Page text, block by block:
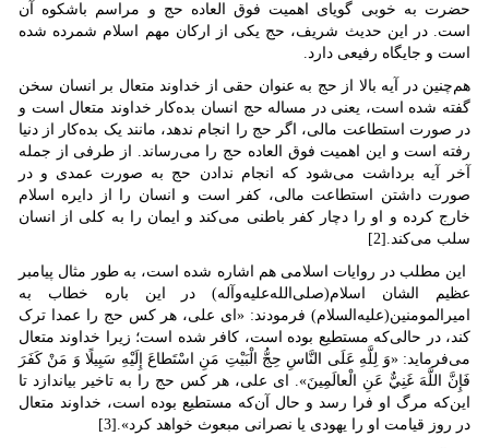
حضرت به خوبی گویای اهمیت فوق العاده حج و مراسم باشکوه آن
است. در این حدیث شریف، حج یکی از ارکان مهم اسلام شمرده شده
است و جایگاه رفیعی دارد.
هم‌چنین در آیه بالا از حج به عنوان حقی از خداوند متعال بر انسان سخن
گفته شده است، یعنی در مساله حج انسان بده‌کار خداوند متعال است و
در صورت استطاعت مالی، اگر حج را انجام ندهد، مانند یک بده‌کار از دنیا
رفته است و این اهمیت فوق العاده حج را می‌رساند. از طرفی از جمله
آخر آیه برداشت می‌شود که انجام ندادن حج به صورت عمدی و در
صورت داشتن استطاعت مالی، کفر است و انسان را از دایره اسلام
خارج کرده و او را دچار کفر باطنی می‌کند و ایمان را به کلی از انسان
سلب می‌کند.[2]
این مطلب در روایات اسلامی هم اشاره شده است، به طور مثال پیامبر
عظیم الشان اسلام(صلی‌الله‌علیه‌وآله) در این باره خطاب به
امیرالمومنین(علیه‌السلام) فرمودند: «ای علی، هر کس حج را عمدا ترک
کند، در حالی‌که مستطیع بوده است، کافر شده است؛ زیرا خداوند متعال
می‌فرماید: «وَ لِلَّهِ عَلَى النَّاسِ حِجُّ الْبَيْتِ مَنِ اسْتَطاعَ إِلَيْهِ سَبِيلًا وَ مَنْ كَفَرَ
فَإِنَّ اللَّهَ غَنِيٌّ عَنِ الْعالَمِينَ». ای علی، هر کس حج را به تاخیر بیاندازد تا
این‌که مرگ او فرا رسد و حال آن‌که مستطیع بوده است، خداوند متعال
در روز قیامت او را یهودی یا نصرانی مبعوث خواهد کرد».[3]